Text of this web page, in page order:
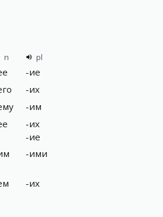
n
pl
-ие
-их
-им
-их
-ие
-ими
-их